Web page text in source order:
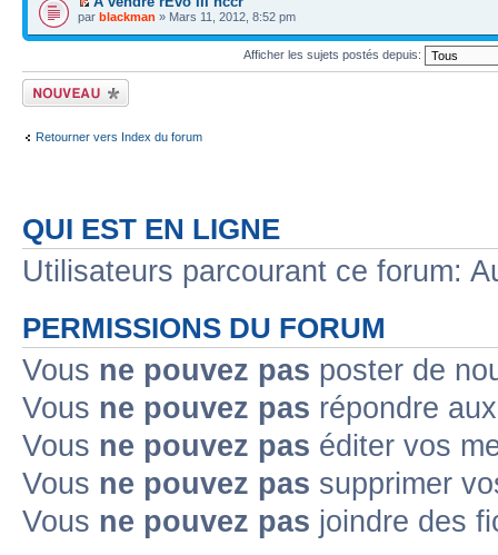
par blackman » Mars 11, 2012, 8:52 pm
Afficher les sujets postés depuis:
Écrire un nouveau
sujet
Retourner vers Index du forum
QUI EST EN LIGNE
Utilisateurs parcourant ce forum:
PERMISSIONS DU FORUM
Vous ne pouvez pas poster de
Vous ne pouvez pas répondre
Vous ne pouvez pas éditer vos
Vous ne pouvez pas supprimer
Vous ne pouvez pas joindre des